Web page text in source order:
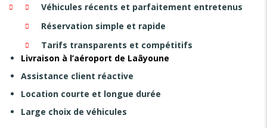
Véhicules récents et parfaitement entretenus
Réservation simple et rapide
Tarifs transparents et compétitifs
Livraison à l’aéroport de Laâyoune
Assistance client réactive
Location courte et longue durée
Large choix de véhicules